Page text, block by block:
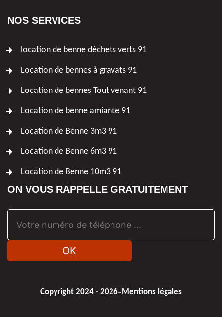
NOS SERVICES
location de benne déchets verts 91
Location de bennes à gravats 91
Location de bennes Tout venant 91
Location de benne amiante 91
Location de Benne 3m3 91
Location de Benne 6m3 91
Location de Benne 10m3 91
ON VOUS RAPPELLE GRATUITEMENT
Copyright 2024 - 2026- Mentions légales